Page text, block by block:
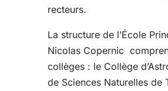
recteurs.
La structure de l’École
Nicolas Copernic
collèges : le Collège
de Sciences Naturelles de